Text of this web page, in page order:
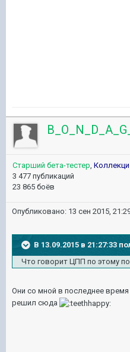
Старший бета-тестер,
3 477 публикаций
23 865 боёв
Опубликовано: 13 сен 2015,
В 13.09.2015 в 21:27:33
Что говорит ЦПП по этому
Они со мной в последнее
решил сюда